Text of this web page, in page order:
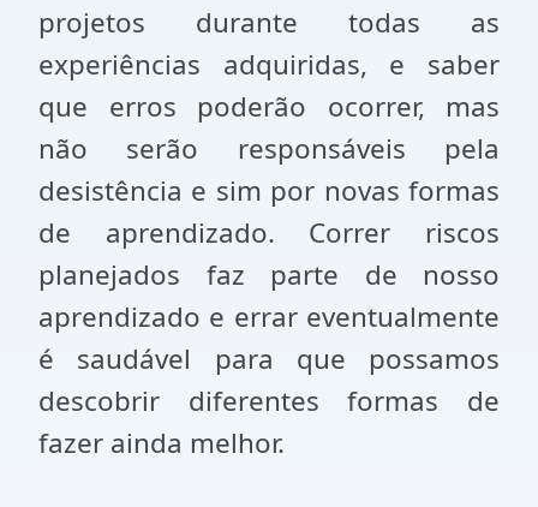
projetos durante todas as
experiências adquiridas, e saber
que erros poderão ocorrer, mas
não serão responsáveis pela
desistência e sim por novas formas
de aprendizado. Correr riscos
planejados faz parte de nosso
aprendizado e errar eventualmente
é saudável para que possamos
descobrir diferentes formas de
fazer ainda melhor.